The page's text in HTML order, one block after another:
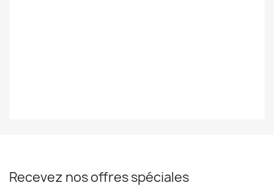
Recevez nos offres spéciales